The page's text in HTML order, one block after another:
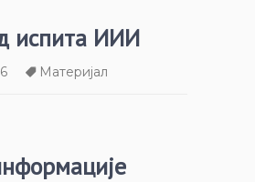
испита ИИИ
Материјал